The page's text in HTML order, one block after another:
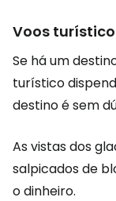
Voos
Se há um
turístico
destino é sem
As vistas dos
salpicados de
o dinheiro.